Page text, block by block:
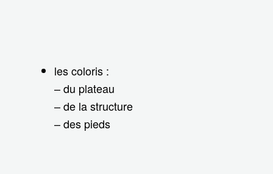
les coloris :
– du plateau
– de la structure
– des pieds